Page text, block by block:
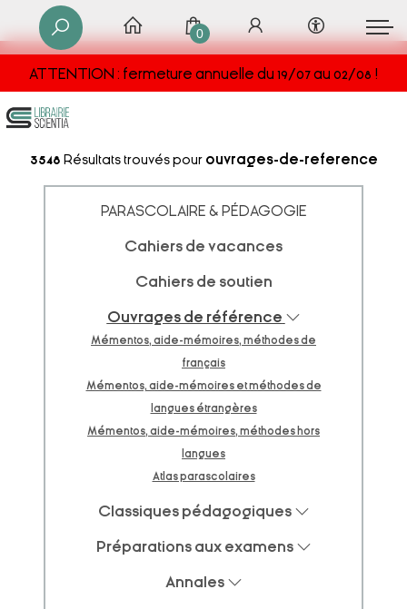
ATTENTION : fermeture annuelle du 19/07 au 02/08 !
0
3548 Résultats trouvés pour ouvrages-de-reference
PARASCOLAIRE & PÉDAGOGIE
Cahiers de vacances
Cahiers de soutien
Ouvrages de référence
Mémentos, aide-mémoires, méthodes de
français
Mémentos, aide-mémoires et méthodes de
langues étrangères
Mémentos, aide-mémoires, méthodes hors
langues
Atlas parascolaires
Classiques pédagogiques
Préparations aux examens
Annales